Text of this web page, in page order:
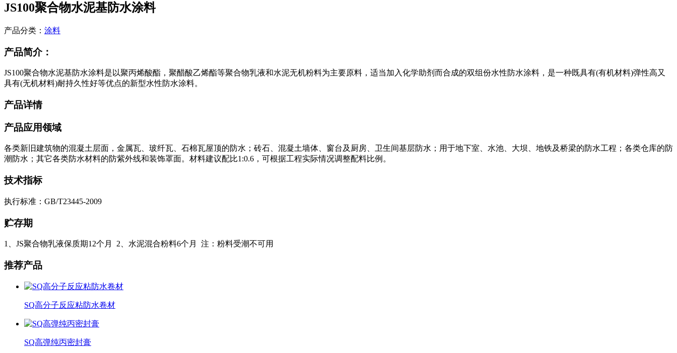
JS100聚合物水泥基防水涂料
产品分类： 涂料
产品简介：
JS100聚合物水泥基防水涂料是以聚丙烯酸酯，聚醋酸乙烯酯等聚合物乳液和水泥无机粉料为主要原料，适当加入化学助剂而合成的双组份水性防水涂料，是一种既具有(有机材料)弹性高又
具有(无机材料)耐持久性好等优点的新型水性防水涂料。
产品详情
产品应用领域
各类新旧建筑物的混凝土层面，金属瓦、玻纤瓦、石棉瓦屋顶的防水；砖石、混凝土墙体、窗台及厨房、卫生间基层防水；用于地下室、水池、大坝、地铁及桥梁的防水工程；各类仓库的防
潮防水；其它各类防水材料的防紫外线和装饰罩面。材料建议配比1:0.6，可根据工程实际情况调整配料比例。
技术指标
执行标准：GB/T23445-2009
贮存期
1、JS聚合物乳液保质期12个月 2、水泥混合粉料6个月 注：粉料受潮不可用
推荐产品
SQ高分子反应粘防水卷材
SQ高弹纯丙密封膏